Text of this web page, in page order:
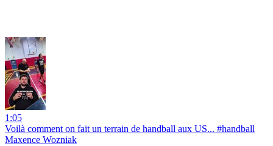
1:05
Voilà comment on fait un terrain de handball aux US... #handball
Maxence Wozniak